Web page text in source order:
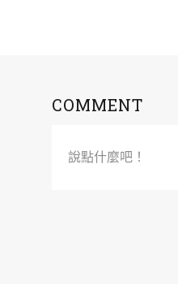
COMMENT
說點什麼吧！